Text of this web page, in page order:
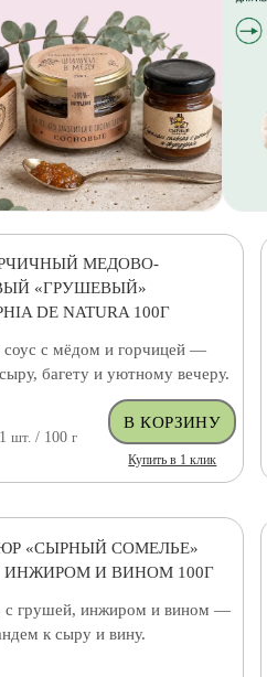
МЕДОВО-
«ГРУШЕВЫЙ»
DE NATURA 100Г
с мёдом и горчицей —
багету и уютному вечеру.
шт. / 100 г
Купить в 1 клик
«СЫРНЫЙ СОМЕЛЬЕ»
И ВИНОМ 100Г
с грушей, инжиром и вином —
к сыру и вину.